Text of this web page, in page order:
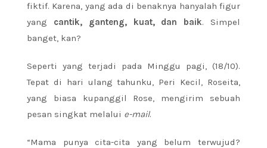
fiktif. Karena, yang ada di benaknya hanyalah figur
yang cantik, ganteng, kuat, dan baik. Simpel
banget, kan?
Seperti yang terjadi pada Minggu pagi, (18/10).
Tepat di hari ulang tahunku, Peri Kecil, Roseita,
yang biasa kupanggil Rose, mengirim sebuah
pesan singkat melalui e-mail.
“Mama punya cita-cita yang belum terwujud?